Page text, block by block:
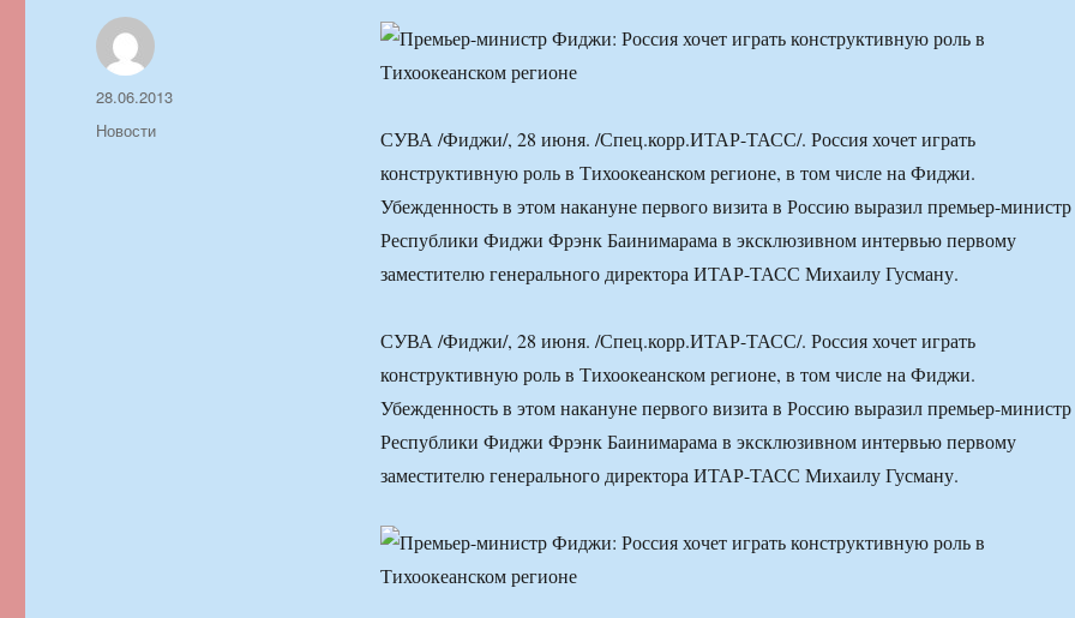
СУВА /Фиджи/, 28 июня. /Спец.корр.ИТАР-ТАСС/. Россия хочет играть
конструктивную роль в Тихоокеанском регионе, в том числе на Фиджи.
Убежденность в этом накануне первого визита в Россию выразил премьер-министр
Республики Фиджи Фрэнк Баинимарама в эксклюзивном интервью первому
заместителю генерального директора ИТАР-ТАСС Михаилу Гусману.
СУВА /Фиджи/, 28 июня. /Спец.корр.ИТАР-ТАСС/. Россия хочет играть
конструктивную роль в Тихоокеанском регионе, в том числе на Фиджи.
Убежденность в этом накануне первого визита в Россию выразил премьер-министр
Республики Фиджи Фрэнк Баинимарама в эксклюзивном интервью первому
заместителю генерального директора ИТАР-ТАСС Михаилу Гусману.
Автор
Опубликовано
28.06.2013
Рубрики
Новости